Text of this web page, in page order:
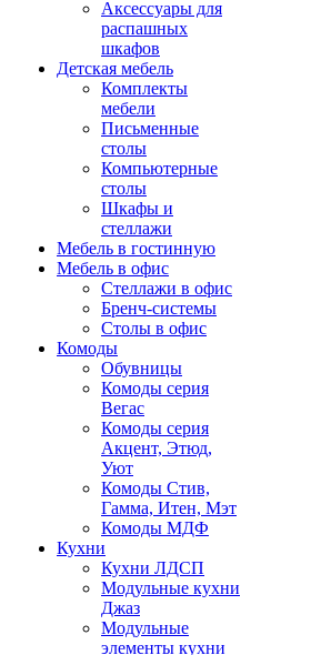
Аксессуары для
распашных
шкафов
Детская мебель
Комплекты
мебели
Письменные
столы
Компьютерные
столы
Шкафы и
стеллажи
Мебель в гостинную
Мебель в офис
Стеллажи в офис
Бренч-системы
Столы в офис
Комоды
Обувницы
Комоды серия
Вегас
Комоды серия
Акцент, Этюд,
Уют
Комоды Стив,
Гамма, Итен, Мэт
Комоды МДФ
Кухни
Кухни ЛДСП
Модульные кухни
Джаз
Модульные
элементы кухни